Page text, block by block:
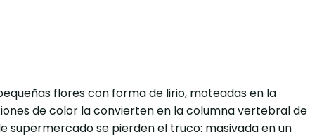
flores con forma de lirio, moteadas en la
de color la convierten en la columna vertebral de
supermercado se pierden el truco: masivada en un